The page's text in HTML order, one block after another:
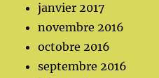
janvier 2017
novembre 2016
octobre 2016
septembre 2016